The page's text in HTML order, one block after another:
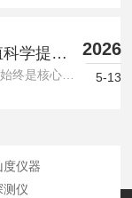
学提供
在畜牧养殖与野生动物保护领域，繁殖效率始终是核心议题。过去，评估雄性动物生殖能力主要依赖人工镜检，这种方法不仅耗时，且结果受操作者经验影响较大。随着光学技术与图像处理算法的发展，动物精子质量分析仪逐渐进入科研与生产一线，成为辅助繁殖决策的工具之一。动物精子质量分析仪是一种基于计算机辅助精子分析技术的设备。它通过显微镜采集精子样本的实时影像，利用图像识别算法对精子的运动轨迹、形态特征进行量化检测。设备通常由光学显微镜、高速摄像模块、恒温载物台以及配套分析软件组成。与人类精子分析...
2026
5-13
度仪器
测仪